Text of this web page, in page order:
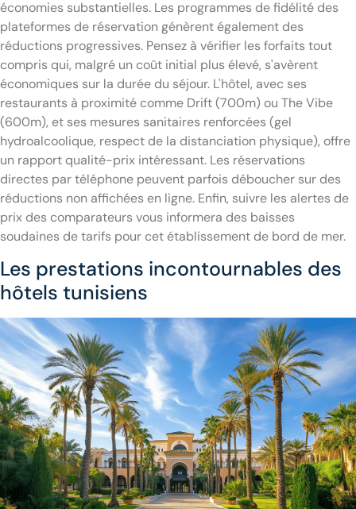
économies substantielles. Les programmes de fidélité des
plateformes de réservation génèrent également des
réductions progressives. Pensez à vérifier les forfaits tout
compris qui, malgré un coût initial plus élevé, s'avèrent
économiques sur la durée du séjour. L'hôtel, avec ses
restaurants à proximité comme Drift (700m) ou The Vibe
(600m), et ses mesures sanitaires renforcées (gel
hydroalcoolique, respect de la distanciation physique), offre
un rapport qualité-prix intéressant. Les réservations
directes par téléphone peuvent parfois déboucher sur des
réductions non affichées en ligne. Enfin, suivre les alertes de
prix des comparateurs vous informera des baisses
soudaines de tarifs pour cet établissement de bord de mer.
Les prestations incontournables des
hôtels tunisiens